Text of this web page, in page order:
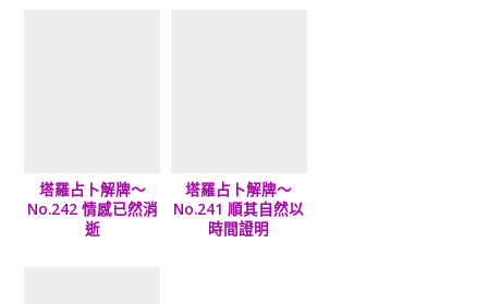
塔羅占卜解牌～
No.242 情感已然消
逝
塔羅占卜解牌～
No.241 順其自然以
時間證明